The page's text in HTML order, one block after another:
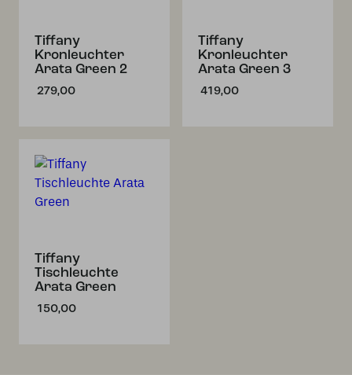
Tiffany
Kronleuchter
Arata Green 2
279,00
Tiffany
Kronleuchter
Arata Green 3
419,00
Tiffany
Tischleuchte
Arata Green
150,00